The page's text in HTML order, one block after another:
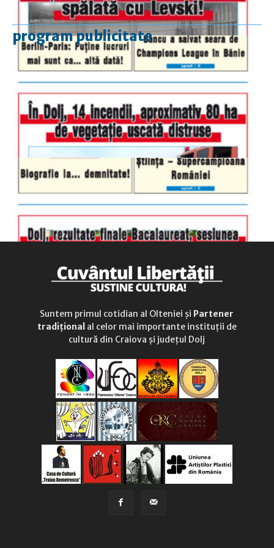
program publicitate
luni-vineri
9.00 - 17.00
duminică
9.00 - 12.00
Suntem primul cotidian al Olteniei și Partener
tradițional al celor mai importante instituții de
cultură din Craiova și județul Dolj